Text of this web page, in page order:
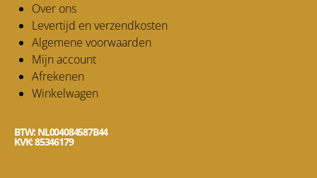
Over ons
Levertijd en verzendkosten
Algemene voorwaarden
Mijn account
Afrekenen
Winkelwagen
BTW: NL004084587B44
KVK: 85346179